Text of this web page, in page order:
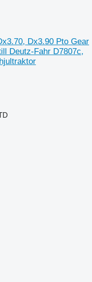
Dx3.90 Pto Gear
Deutz-Fahr D7807c,